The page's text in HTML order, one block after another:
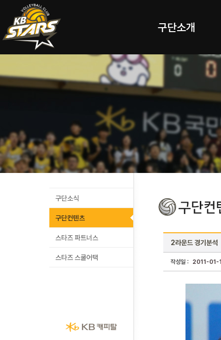
구단소개
구단소식
구단컨텐츠
스타즈 파트너스
스타즈 스쿨어택
2라운드 경기분석
작성일 : 2011-01-